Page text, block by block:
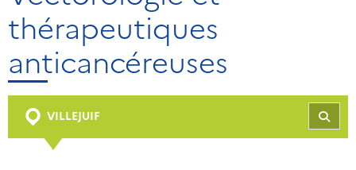
thérapeutiques
anticancéreuses
VILLEJUIF